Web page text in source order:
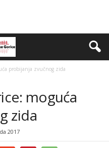
probijanja zvučnog zida
moguća
zida
2017